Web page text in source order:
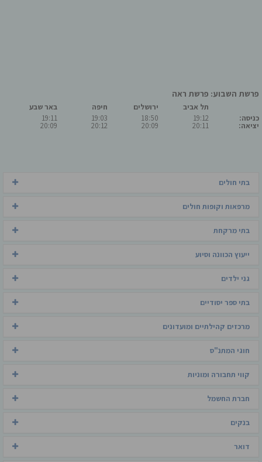
פרשת השבוע: פרשת ראה
כניסה:
יציאה:
תל אביב
19:12
20:11
ירושלים
18:50
20:09
חיפה
19:03
20:12
באר שבע
19:11
20:09
בתי חולים
מרפאות וקופות חולים
בתי מרקחת
ייעוץ הכוונה וסיוע
גני ילדים
בתי ספר יסודיים
מרכזים קהילתיים ומועדונים
חוגי המתנ"ס
קווי תחבורה ומוניות
חברת החשמל
בנקים
דואר